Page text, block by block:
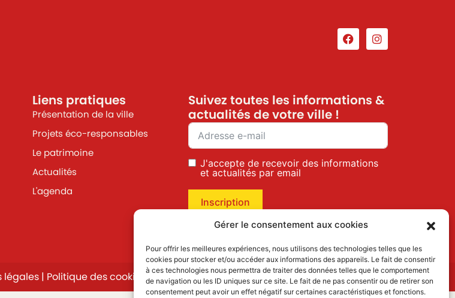
Gérer le consentement aux cookies
Pour offrir les meilleures expériences, nous utilisons des technologies telles que les
cookies pour stocker et/ou accéder aux informations des appareils. Le fait de consentir
à ces technologies nous permettra de traiter des données telles que le comportement
de navigation ou les ID uniques sur ce site. Le fait de ne pas consentir ou de retirer son
consentement peut avoir un effet négatif sur certaines caractéristiques et fonctions.
Liens pratiques
Présentation de la ville
Projets éco-responsables
Le patrimoine
Actualités
L'agenda
Suivez toutes les informations &
actualités de votre ville !
J'accepte de recevoir des informations
et actualités par email
Inscription
légales | Politique des cookies